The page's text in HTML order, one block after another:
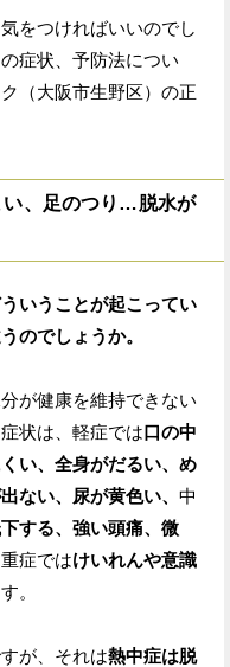
をつければいいのでし
症状、予防法につい
（大阪市生野区）の正
い、足のつり…脱水が
いうことが起こってい
のでしょうか。
が健康を維持できない
状は、軽症では口の中
い、全身がだるい、め
ない、尿が黄色い、 中
する、強い頭痛、微
症ではけいれんや意識
。
が、それは熱中症は脱